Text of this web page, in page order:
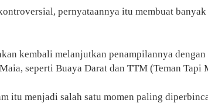
pernyataannya itu membuat banyak
kembali melanjutkan penampilannya
seperti Buaya Darat dan TTM (Teman Tapi
itu menjadi salah satu momen paling